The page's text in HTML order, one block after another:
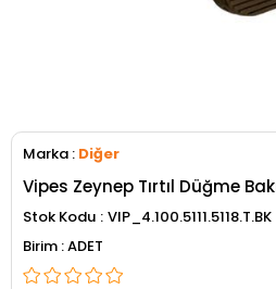
Marka : Diğer
Vipes Zeynep Tırtıl Düğme
Stok Kodu VIP_4.100.5111.5118.T.BK
ADET